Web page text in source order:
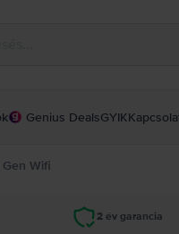
Genius DealsGYIK
Wifi
2 év garancia